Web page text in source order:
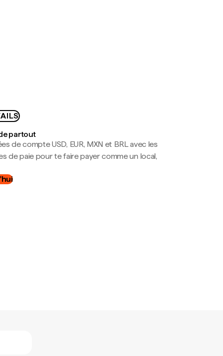
partout
de compte USD, EUR, MXN et BRL avec les
de paie pour te faire payer comme un local,